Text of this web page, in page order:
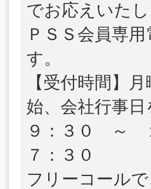
でお応えいたし
ＰＳＳ会員専
す。
【受付時間】
始、会社行事
９：３０ ～
７：３０
フリーコール